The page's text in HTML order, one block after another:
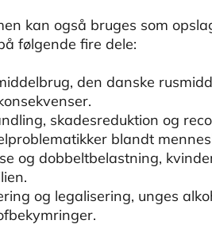
kan også bruges som
følgende fire dele:
den danske
skadesreduktion og
blandt
og dobbeltbelastning,
og legalisering, unges